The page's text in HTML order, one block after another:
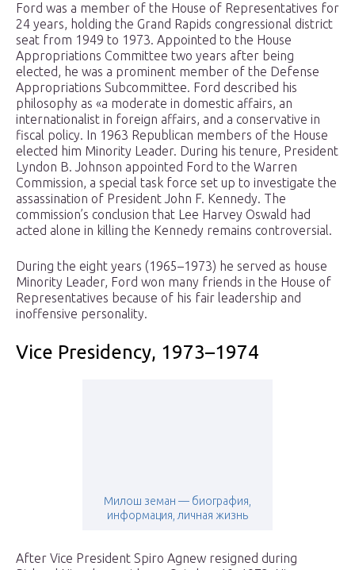
Ford was a member of the House of Representatives for
24 years, holding the Grand Rapids congressional district
seat from 1949 to 1973. Appointed to the House
Appropriations Committee two years after being
elected, he was a prominent member of the Defense
Appropriations Subcommittee. Ford described his
philosophy as «a moderate in domestic affairs, an
internationalist in foreign affairs, and a conservative in
fiscal policy. In 1963 Republican members of the House
elected him Minority Leader. During his tenure, President
Lyndon B. Johnson appointed Ford to the Warren
Commission, a special task force set up to investigate the
assassination of President John F. Kennedy. The
commission’s conclusion that Lee Harvey Oswald had
acted alone in killing the Kennedy remains controversial.
During the eight years (1965–1973) he served as house
Minority Leader, Ford won many friends in the House of
Representatives because of his fair leadership and
inoffensive personality.
Vice Presidency, 1973–1974
Милош земан — биография,
информация, личная жизнь
After Vice President Spiro Agnew resigned during